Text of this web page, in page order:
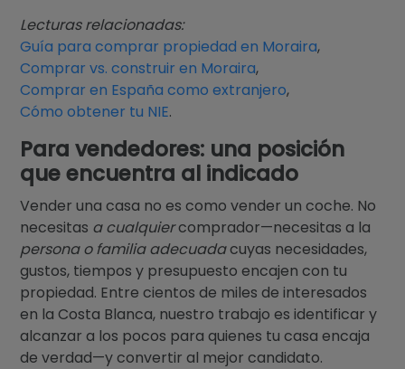
Lecturas relacionadas:
Guía para comprar propiedad en Moraira,
Comprar vs. construir en Moraira,
Comprar en España como extranjero,
Cómo obtener tu NIE.
Para vendedores: una posición
que encuentra al indicado
Vender una casa no es como vender un coche. No
necesitas a cualquiercomprador—necesitas a la
persona o familia adecuadacuyas necesidades,
gustos, tiempos y presupuesto encajen con tu
propiedad. Entre cientos de miles de interesados
en la Costa Blanca, nuestro trabajo es identificar y
alcanzar a los pocos para quienes tu casa encaja
de verdad—y convertir al mejor candidato.